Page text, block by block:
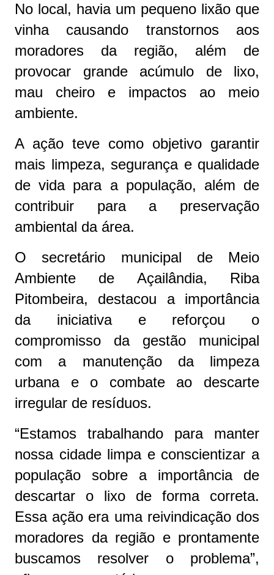
No local, havia um pequeno lixão que
vinha causando transtornos aos
moradores da região, além de
provocar grande acúmulo de lixo,
mau cheiro e impactos ao meio
ambiente.
A ação teve como objetivo garantir
mais limpeza, segurança e qualidade
de vida para a população, além de
contribuir para a preservação
ambiental da área.
O secretário municipal de Meio
Ambiente de Açailândia, Riba
Pitombeira, destacou a importância
da iniciativa e reforçou o
compromisso da gestão municipal
com a manutenção da limpeza
urbana e o combate ao descarte
irregular de resíduos.
“Estamos trabalhando para manter
nossa cidade limpa e conscientizar a
população sobre a importância de
descartar o lixo de forma correta.
Essa ação era uma reivindicação dos
moradores da região e prontamente
buscamos resolver o problema”,